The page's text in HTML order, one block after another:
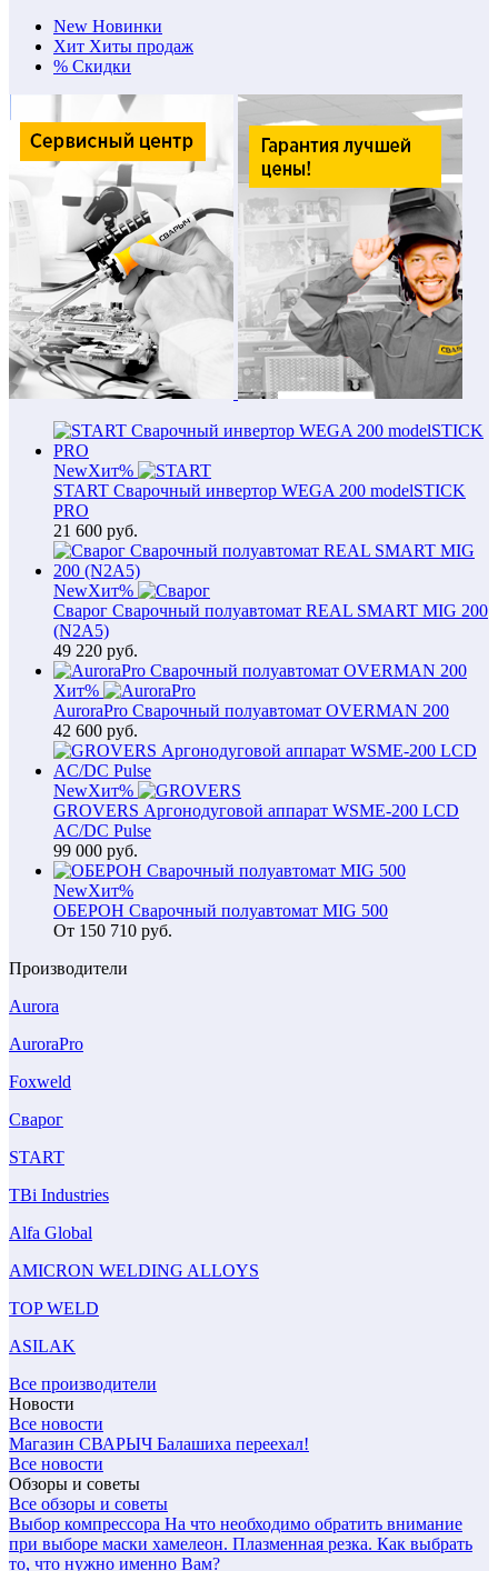
New Новинки
Хит Хиты продаж
% Скидки
NewХит%
START Сварочный инвертор WEGA 200 modelSTICK
PRO
21 600 руб.
NewХит%
Сварог Сварочный полуавтомат REAL SMART MIG 200
(N2A5)
49 220 руб.
Хит%
AuroraPro Сварочный полуавтомат OVERMAN 200
42 600 руб.
NewХит%
GROVERS Аргонодуговой аппарат WSME-200 LCD
AC/DC Pulse
99 000 руб.
NewХит%
ОБЕРОН Сварочный полуавтомат MIG 500
От 150 710 руб.
Производители
Aurora
AuroraPro
Foxweld
Сварог
START
TBi Industries
Alfa Global
AMICRON WELDING ALLOYS
TOP WELD
ASILAK
Все производители
Новости
Все новости
Магазин СВАРЫЧ Балашиха переехал!
Все новости
Обзоры и советы
Все обзоры и советы
Выбор компрессора На что необходимо обратить внимание
при выборе маски хамелеон. Плазменная резка. Как выбрать
то, что нужно именно Вам?